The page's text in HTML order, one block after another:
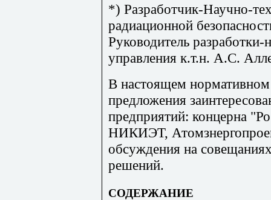
*) Разработчик-Научно-
радиационной
Руководитель разработки-
управления к.т.н. А.С.
В настоящем
предложения
предприятий: концерна
НИКИЭТ,
обсуждения на
решений.
СОДЕРЖАНИЕ